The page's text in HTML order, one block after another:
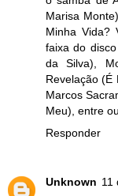
Marisa
Minha Vida?
faixa do
da Silva),
Revelação (É
Marcos
Meu), entre
Responder
Unknown 11